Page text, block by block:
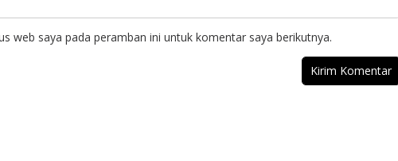
web saya pada peramban ini untuk komentar saya berikutnya.